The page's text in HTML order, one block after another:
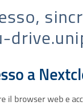
a
il browser web e